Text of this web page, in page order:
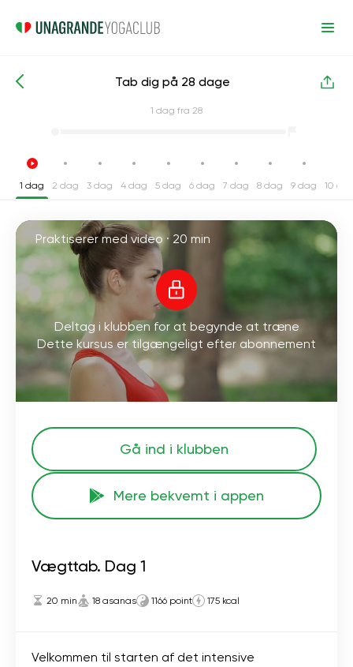
Intensive yogakurser Vægttab
Tab dig på 28 dage
1 dag fra 28
1 dag 2 dag 3 dag 4 dag 5 dag 6 dag 7 dag 8 dag 9 dag 10
Praktiserer med video · 20 min
Deltag i klubben for at begynde at træne
Dette kursus er tilgængeligt efter abonnement
Gå ind i klubben
Mere bekvemt i appen
Vægttab. Dag 1
20 min 18 asanas 1166 point 175 kcal
Velkommen til starten af ​​det intensive